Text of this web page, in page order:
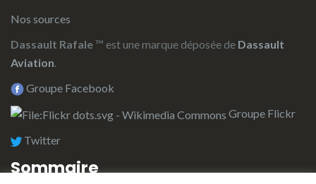
Nos sources
Dassault Rafale™ est une marque déposée de Dassault
Aviation.
Groupe Facebook
Groupe Flickr
Twitter
Sommaire